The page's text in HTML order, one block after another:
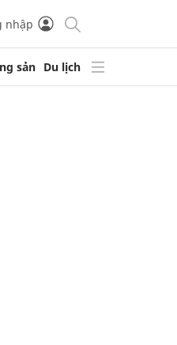
nhập
sản Du lịch